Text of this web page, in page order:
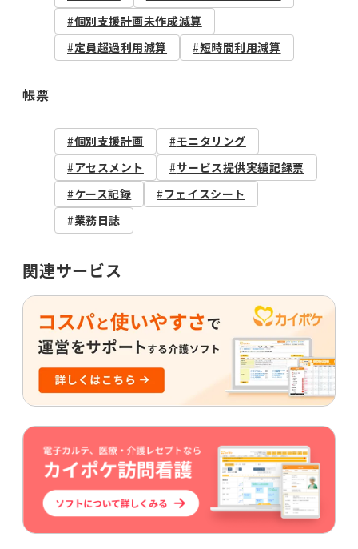
個別支援計画未作成減算
定員超過利用減算
短時間利用減算
帳票
個別支援計画
モニタリング
アセスメント
サービス提供実績記録票
ケース記録
フェイスシート
業務日誌
関連サービス